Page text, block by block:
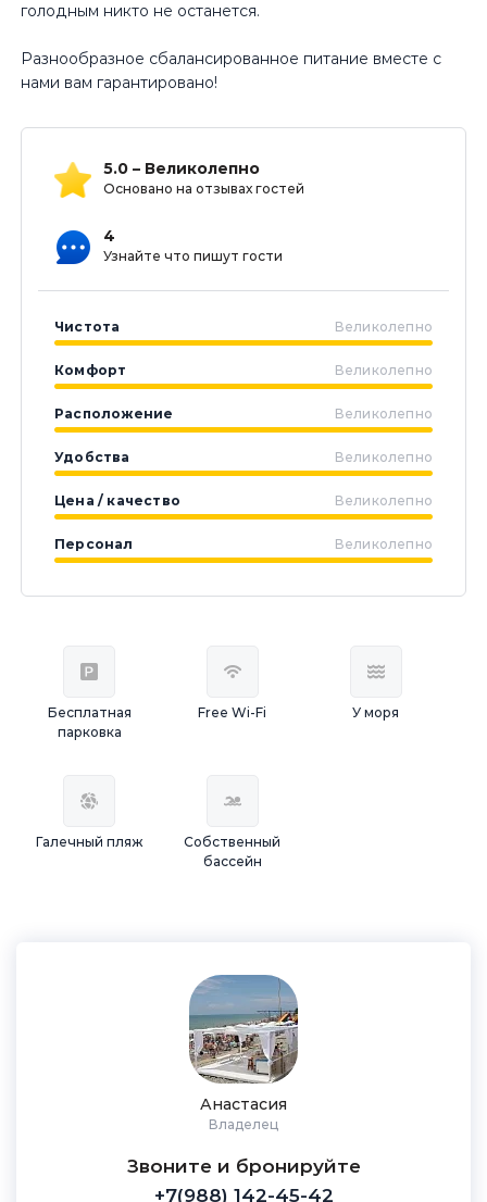
голодным никто не останется.
Разнообразное сбалансированное питание вместе с
нами вам гарантировано!
5.0 – Великолепно
Основано на отзывах гостей
4
Узнайте что пишут гости
Чистота Великолепно
Комфорт Великолепно
Расположение Великолепно
Удобства Великолепно
Цена / качество Великолепно
Персонал Великолепно
Бесплатная
парковка
Free Wi-Fi У моря
Галечный пляж
Собственный
бассейн
Анастасия
Владелец
Звоните и бронируйте
+7(988) 142-45-42